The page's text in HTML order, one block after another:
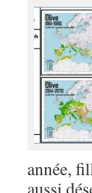
année,
aussi